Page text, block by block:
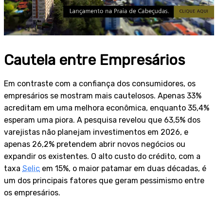
Cautela entre Empresários
Em contraste com a confiança dos consumidores, os
empresários se mostram mais cautelosos. Apenas 33%
acreditam em uma melhora econômica, enquanto 35,4%
esperam uma piora. A pesquisa revelou que 63,5% dos
varejistas não planejam investimentos em 2026, e
apenas 26,2% pretendem abrir novos negócios ou
expandir os existentes. O alto custo do crédito, com a
taxa Selic em 15%, o maior patamar em duas décadas, é
um dos principais fatores que geram pessimismo entre
os empresários.